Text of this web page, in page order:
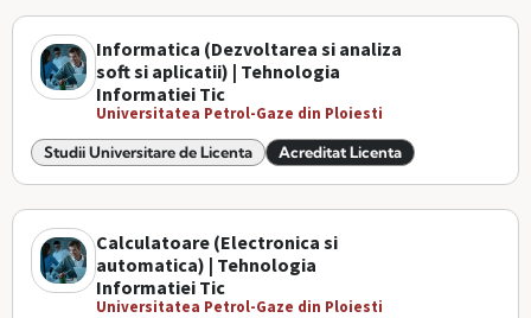
Informatica (Dezvoltarea si analiza
soft si aplicatii) | Tehnologia
Informatiei Tic
Universitatea Petrol-Gaze din Ploiesti
Studii Universitare de Licenta Acreditat Licenta
Calculatoare (Electronica si
automatica) | Tehnologia
Informatiei Tic
Universitatea Petrol-Gaze din Ploiesti